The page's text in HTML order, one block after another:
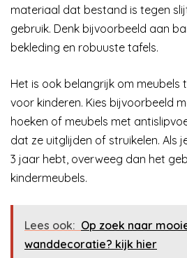
materiaal dat bestand is tegen
gebruik. Denk bijvoorbeeld aan
bekleding en robuuste tafels.
Het is ook belangrijk om meubels
voor kinderen. Kies bijvoorbeeld
hoeken of meubels met
dat ze uitglijden of struikelen. Als
3 jaar hebt, overweeg dan het
kindermeubels.
Lees ook: Op zoek naar
wanddecoratie? kijk hier